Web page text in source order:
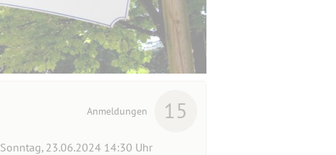
Anmeldungen 15
Sonntag, 23.06.2024 14:30 Uhr